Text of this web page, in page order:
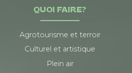
QUOI FAIRE?
Agrotourisme et terroir
Culturel et artistique
Plein air